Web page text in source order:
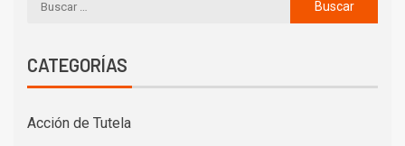
CATEGORÍAS
Acción de Tutela